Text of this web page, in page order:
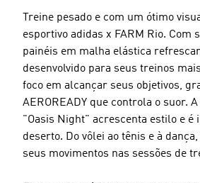
Treine pesado e com um ótimo
esportivo adidas x FARM Rio. Com
painéis em malha elástica
desenvolvido para seus treinos
foco em alcançar seus objetivos,
AEROREADY que controla o suor.
"Oasis Night" acrescenta estilo e é
deserto. Do vôlei ao tênis e à
seus movimentos nas sessões de